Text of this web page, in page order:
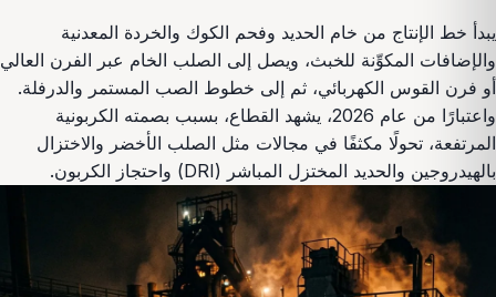
يبدأ خط الإنتاج من خام الحديد وفحم الكوك والخردة المعدنية
والإضافات المكوِّنة للخبث، ويصل إلى الصلب الخام عبر الفرن العالي
أو فرن القوس الكهربائي، ثم إلى خطوط الصب المستمر والدرفلة.
واعتبارًا من عام 2026، يشهد القطاع، بسبب بصمته الكربونية
المرتفعة، تحولًا مكثفًا في مجالات مثل الصلب الأخضر والاختزال
بالهيدروجين والحديد المختزل المباشر (DRI) واحتجاز الكربون.